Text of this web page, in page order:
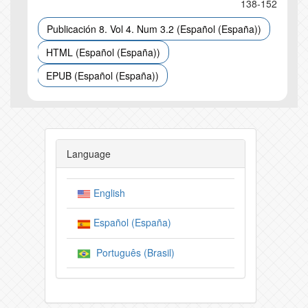
138-152
Publicación 8. Vol 4. Num 3.2 (Español (España))
HTML (Español (España))
EPUB (Español (España))
Language
English
Español (España)
Português (Brasil)